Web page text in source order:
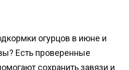
огурцов в июне и
Есть проверенные
сохранить завязи и